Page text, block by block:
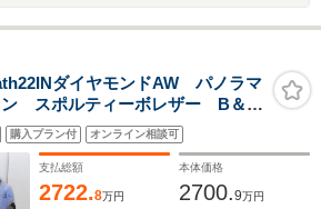
ダイヤモンドAW パノラマ
スポルティーボレザー B＆
クーラー＆マッサージ 衝突軽
P シャイニーブラックP
購入プラン付 オンライン相談可
支払総額
2722.8万円
本体価格
2700.9万円